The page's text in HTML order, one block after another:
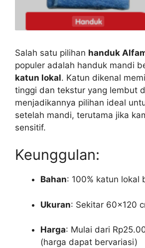
Salah satu pilihan handuk
populer adalah handuk mandi
katun lokal. Katun dikenal
tinggi dan tekstur yang lembut
menjadikannya pilihan ideal
setelah mandi, terutama jika
sensitif.
Keunggulan:
Bahan: 100% katun lokal
Ukuran: Sekitar 60×120
Harga: Mulai dari
(harga dapat bervariasi)